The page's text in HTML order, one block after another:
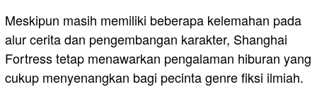
Meskipun masih memiliki beberapa kelemahan pada
alur cerita dan pengembangan karakter, Shanghai
Fortress tetap menawarkan pengalaman hiburan yang
cukup menyenangkan bagi pecinta genre fiksi ilmiah.